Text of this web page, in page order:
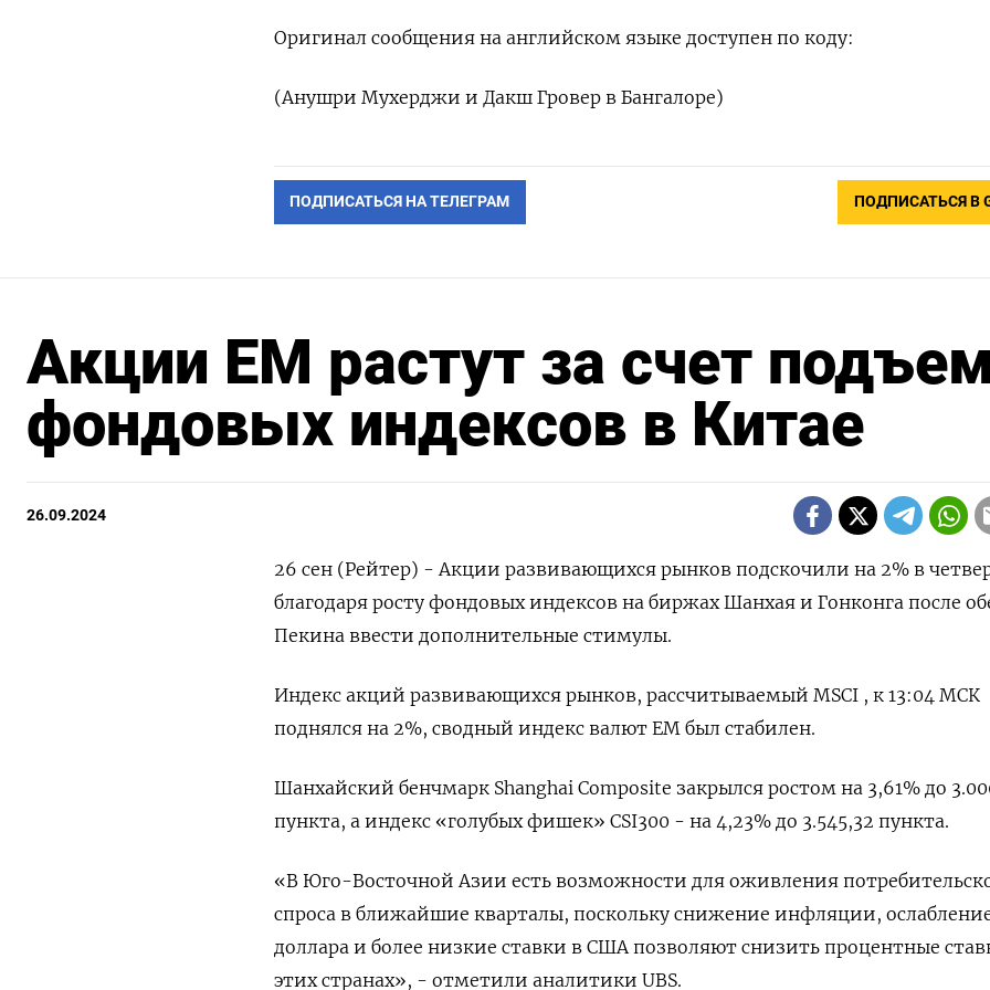
Оригинал сообщения на английском языке доступен по коду:
(Анушри Мухерджи и Дакш Гровер в Бангалоре)
ПОДПИСАТЬСЯ НА ТЕЛЕГРАМ ПОДПИСАТЬСЯ В
Акции ЕМ растут за счет
фондовых индексов в Китае
26.09.2024
26 сен (Рейтер) - Акции развивающихся рынков подскочили на 2% в
благодаря росту фондовых индексов на биржах Шанхая и Гонконга после
Пекина ввести дополнительные стимулы.
Индекс акций развивающихся рынков, рассчитываемый MSCI , к 13:04 МСК
поднялся на 2%, сводный индекс валют ЕМ был стабилен.
Шанхайский бенчмарк Shanghai Composite закрылся ростом на 3,61% до
пункта, а индекс «голубых фишек» CSI300 - на 4,23% до 3.545,32 пункта.
«В Юго-Восточной Азии есть возможности для оживления
спроса в ближайшие кварталы, поскольку снижение инфляции,
доллара и более низкие ставки в США позволяют снизить процентные
этих странах», - отметили аналитики UBS.